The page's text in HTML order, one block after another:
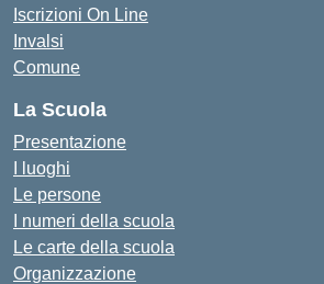
Iscrizioni On Line
Invalsi
Comune
La Scuola
Presentazione
I luoghi
Le persone
I numeri della scuola
Le carte della scuola
Organizzazione